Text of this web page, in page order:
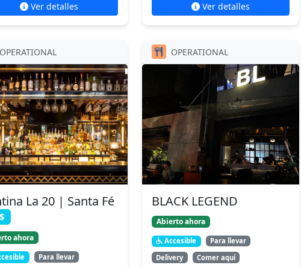
Ver detalles Ver detalles
OPERATIONAL
La 20 | Santa Fé
ahora
Para llevar
OPERATIONAL
BLACK LEGEND
Abierto ahora
Accesible
Para llevar
Delivery
Comer aquí